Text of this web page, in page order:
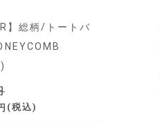
】総柄/トートバ
税込